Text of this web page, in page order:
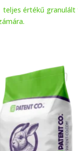
teljes értékű granulált